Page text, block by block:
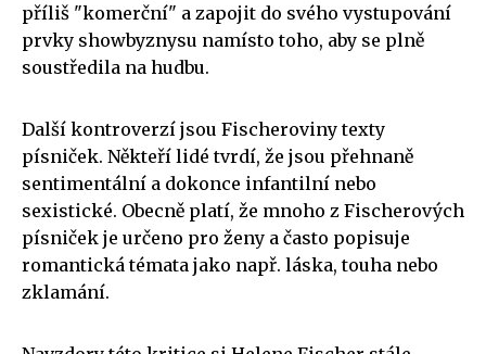
příliš "komerční" a zapojit do svého vystupování
prvky showbyznysu namísto toho, aby se plně
soustředila na hudbu.
Další kontroverzí jsou Fischeroviny texty
písniček. Někteří lidé tvrdí, že jsou přehnaně
sentimentální a dokonce infantilní nebo
sexistické. Obecně platí, že mnoho z Fischerových
písniček je určeno pro ženy a často popisuje
romantická témata jako např. láska, touha nebo
zklamání.